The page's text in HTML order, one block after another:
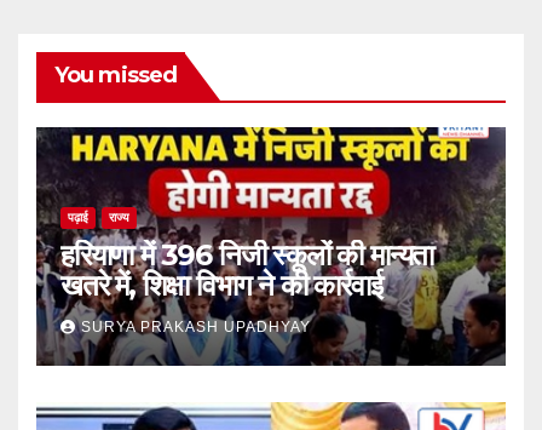
You missed
पढ़ाई राज्य
हरियाणा में 396 निजी स्कूलों की मान्यता
खतरे में, शिक्षा विभाग ने की कार्रवाई
SURYA PRAKASH UPADHYAY